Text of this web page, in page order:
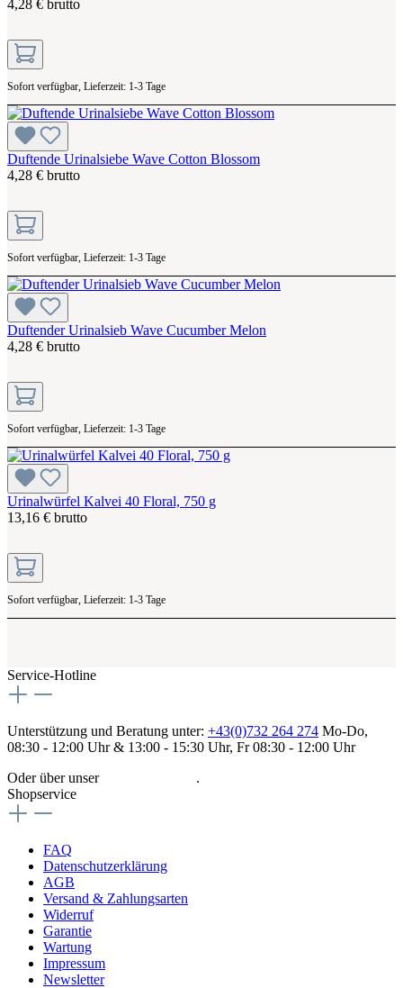
4,28 € brutto
Sofort verfügbar, Lieferzeit: 1-3 Tage
Duftende Urinalsiebe Wave Cotton Blossom
4,28 € brutto
Sofort verfügbar, Lieferzeit: 1-3 Tage
Duftender Urinalsieb Wave Cucumber Melon
4,28 € brutto
Sofort verfügbar, Lieferzeit: 1-3 Tage
Urinalwürfel Kalvei 40 Floral, 750 g
13,16 € brutto
Sofort verfügbar, Lieferzeit: 1-3 Tage
Service-Hotline
Unterstützung und Beratung unter: +43(0)732 264 274 Mo-Do,
08:30 - 12:00 Uhr & 13:00 - 15:30 Uhr, Fr 08:30 - 12:00 Uhr
Oder über unser
.
Shopservice
FAQ
Datenschutzerklärung
AGB
Versand & Zahlungsarten
Widerruf
Garantie
Wartung
Impressum
Newsletter